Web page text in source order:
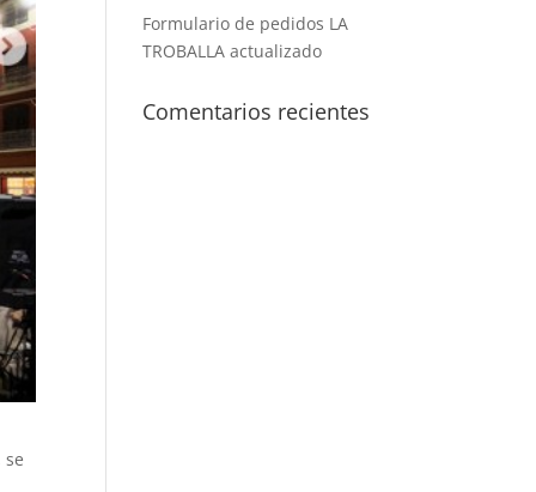
Formulario de pedidos LA
TROBALLA actualizado
Comentarios recientes